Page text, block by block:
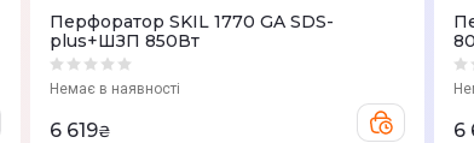
Перфоратор SKIL 1770 GA SDS-
plus+ШЗП 850Вт
Немає в наявності
6 619₴ 6